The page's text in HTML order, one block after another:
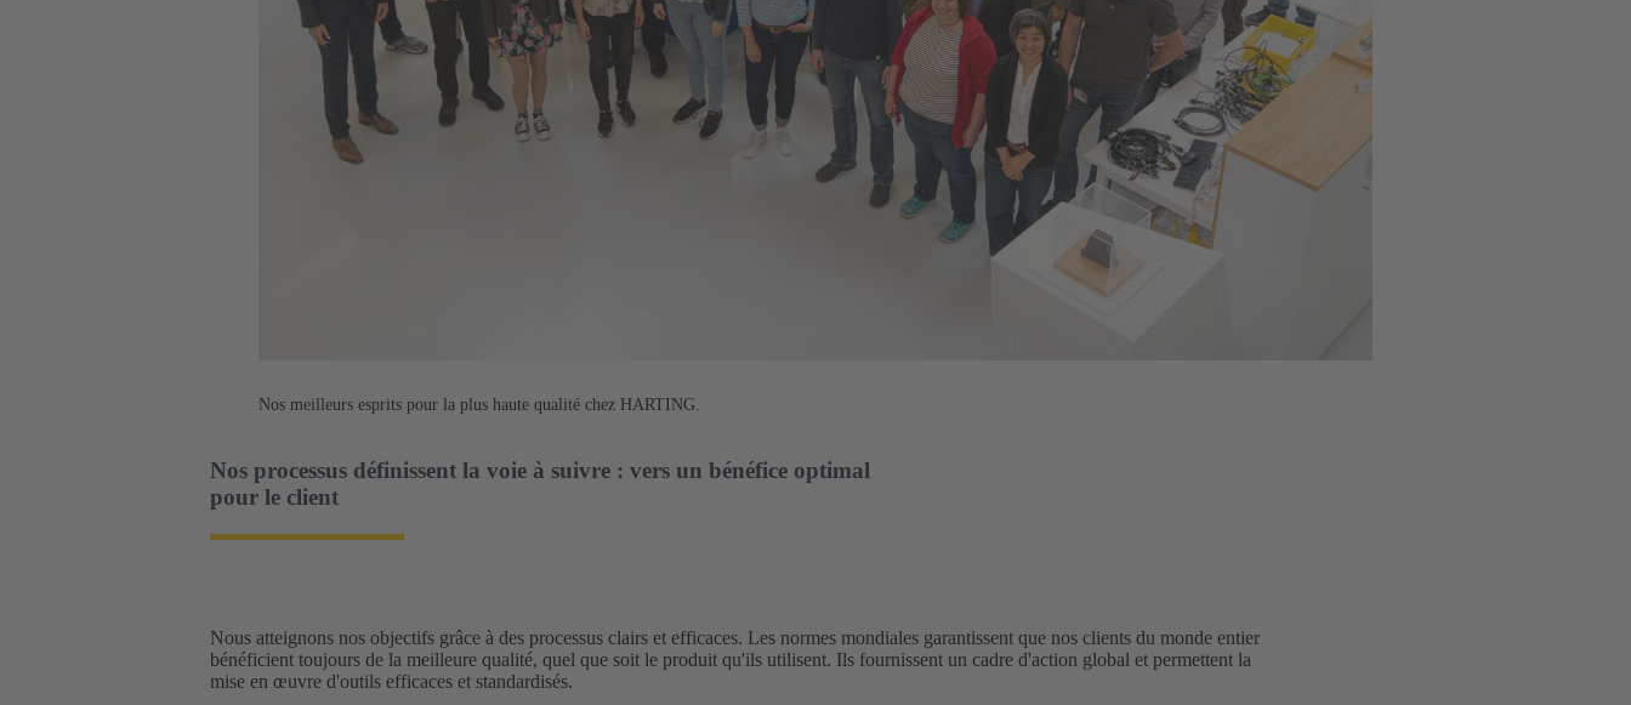
Nos meilleurs esprits pour la plus haute qualité chez HARTING.
Nos processus définissent la voie à suivre : vers un bénéfice optimal
pour le client
Nous atteignons nos objectifs grâce à des processus clairs et efficaces. Les normes mondiales garantissent que nos clients du monde entier
bénéficient toujours de la meilleure qualité, quel que soit le produit qu'ils utilisent. Ils fournissent un cadre d'action global et permettent la
mise en œuvre d'outils efficaces et standardisés.